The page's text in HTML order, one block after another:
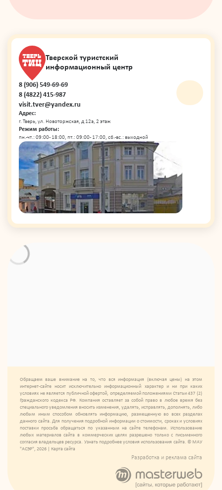
Тверской туристский
информационный центр
8 (906) 549-69-69
8 (4822) 415-987
visit.tver@yandex.ru
Адрес:
г. Тверь, ул. Новоторжская, д 12а, 2 этаж
Режим работы:
пн.-чт.: 09:00 - 18:00, пт.: 09:00 - 17:00, сб.-вс.: выходной
Обращаем ваше внимание на то, что вся информация (включая цены) на этом
интернет-сайте носит исключительно информационный характер и ни при каких
условиях не является публичной офертой, определяемой положениями Статьи 437 (2)
Гражданского кодекса РФ. Компания оставляет за собой право в любое время без
специального уведомления вносить изменения, удалять, исправлять, дополнять, либо
любым иным способом обновлять информацию, размещенную во всех разделах
данного сайта. Для получения подробной информации о стоимости, сроках и условиях
поставки просьба обращаться по указанным на сайте телефонам. Использование
любых материалов сайта в коммерческих целях разрешено только с письменного
согласия владельцев ресурса. Узнать подробнее условия использования сайта. © МАУ
"АСЭР", 2026 | Карта сайта
Разработка и реклама сайта